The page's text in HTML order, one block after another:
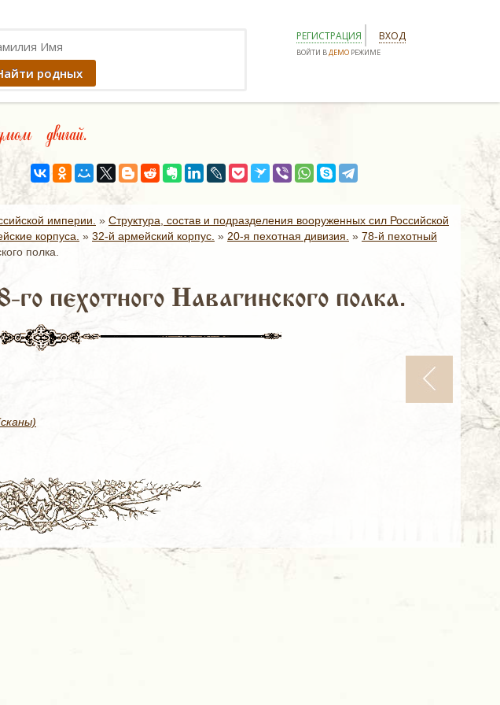
родных
РЕГИСТРАЦИЯ ВХОД
ВОЙТИ ВДЕМО РЕЖИМЕ
двигай.
империи. » Структура, состав и подразделения вооруженных сил Российской
корпуса. » 32-й армейский корпус. » 20-я пехотная дивизия. » 78-й пехотный
полка.
пехотного Навагинского полка.